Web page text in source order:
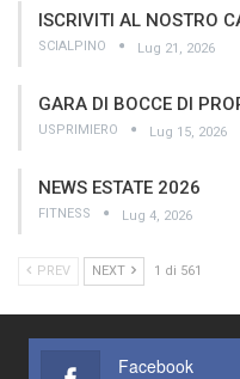
ISCRIVITI AL NOSTRO
SCIALPINO Lug 21, 2026
GARA DI BOCCE DI
USPRIMIERO Lug 15, 2026
NEWS ESTATE 2026
FITNESS Lug 4, 2026
PREV NEXT 1 di 561
Facebook